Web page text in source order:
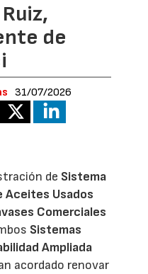
de
31/07/2026
de Sistema
Aceites Usados
Comerciales
Sistemas
Ampliada
acordado renovar